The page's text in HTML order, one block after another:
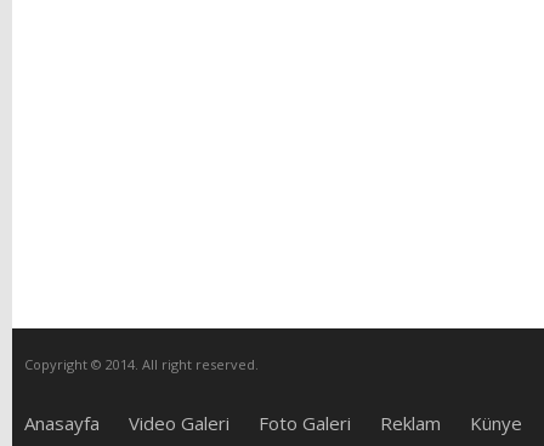
Copyright © 2014. All right reserved.
Anasayfa Video Galeri Foto Galeri Reklam Künye